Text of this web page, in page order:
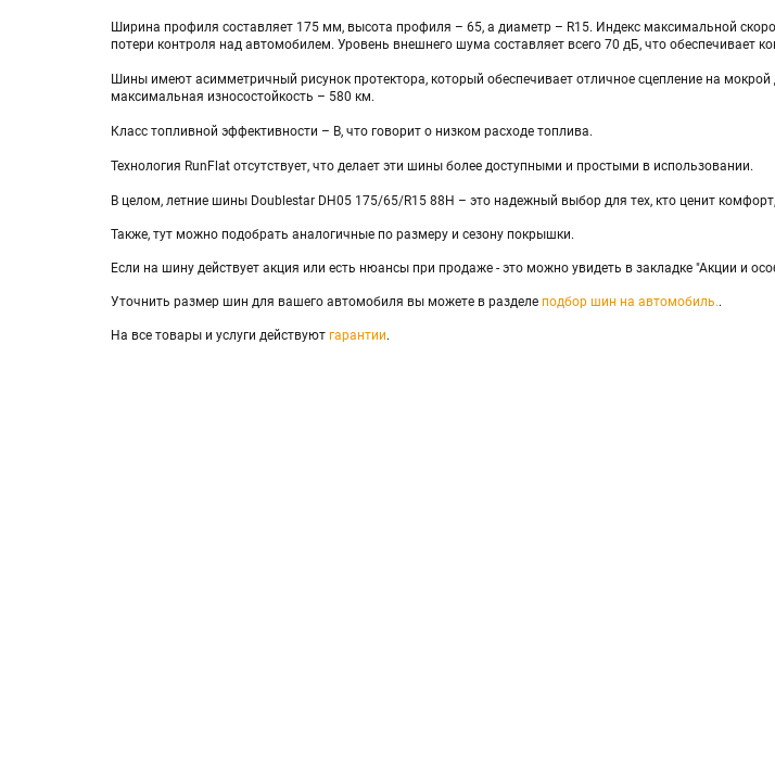
Ширина профиля составляет 175 мм, высота профиля – 65, а диаметр – R15. Индекс максимальной
потери контроля над автомобилем. Уровень внешнего шума составляет всего 70 дБ, что обеспечивает
Шины имеют асимметричный рисунок протектора, который обеспечивает отличное сцепление на
максимальная износостойкость – 580 км.
Класс топливной эффективности – B, что говорит о низком расходе топлива.
Технология RunFlat отсутствует, что делает эти шины более доступными и простыми в использовании.
В целом, летние шины Doublestar DH05 175/65/R15 88H – это надежный выбор для тех, кто ценит
Также, тут можно подобрать аналогичные по размеру и сезону покрышки.
Если на шину действует акция или есть нюансы при продаже - это можно увидеть в закладке "Акции и
Уточнить размер шин для вашего автомобиля вы можете в разделе подбор шин на автомобиль..
На все товары и услуги действуют гарантии.